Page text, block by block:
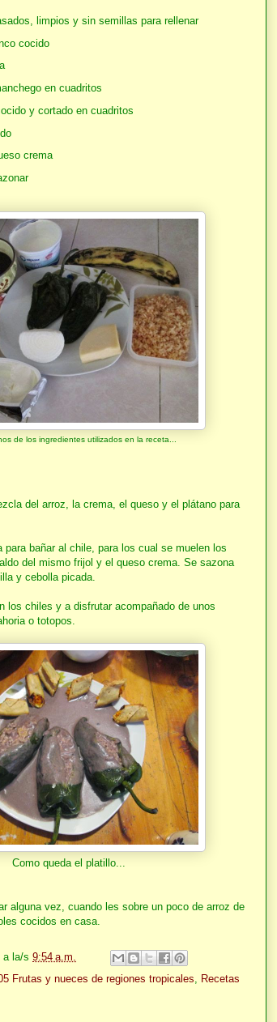
limpios y sin semillas para rellenar
cocido
en cuadritos
y cortado en cuadritos
crema
de los ingredientes utilizados en la receta...
del arroz, la crema, el queso y el plátano para
para bañar al chile, para los cual se muelen los
del mismo frijol y el queso crema. Se sazona
y cebolla picada.
los chiles y a disfrutar acompañado de unos
o totopos.
Como queda el platillo...
alguna vez, cuando les sobre un poco de arroz de
cocidos en casa.
a la/s 9:54 a.m.
Frutas y nueces de regiones tropicales, Recetas